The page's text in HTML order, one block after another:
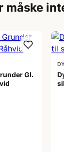
måske
Gl.